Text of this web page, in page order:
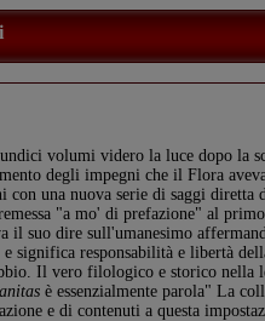
volumi videro la luce dopo la
degli impegni che il Flora
una nuova serie di saggi diretta
"a mo' di prefazione" al
il suo dire sull'umanesimo
significa responsabilità e libertà
Il vero filologico e storico nella
è essenzialmente parola" La
e di contenuti a questa